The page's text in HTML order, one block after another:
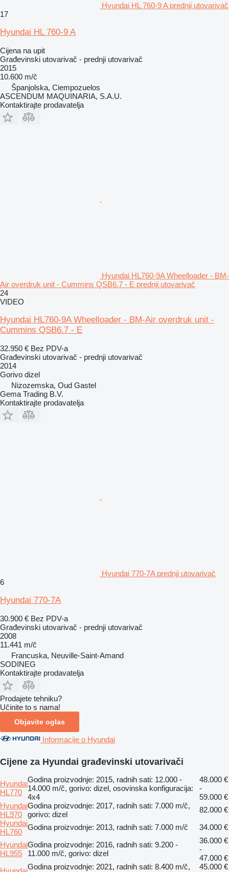
Hyundai HL 760-9 A prednji utovarivač
17
Hyundai HL 760-9 A
Cijena na upit
Građevinski utovarivač - prednji utovarivač
2015
10.600 m/č
Španjolska, Ciempozuelos
ASCENDUM MAQUINARIA, S.A.U.
Kontaktirajte prodavatelja
Hyundai HL760-9A Wheelloader - BM-
Air overdruk unit - Cummins QSB6.7 - E prednji utovarivač
24
VIDEO
Hyundai HL760-9A Wheelloader - BM-Air overdruk unit -
Cummins QSB6.7 - E
32.950 € Bez PDV-a
Građevinski utovarivač - prednji utovarivač
2014
Gorivo dizel
Nizozemska, Oud Gastel
Gema Trading B.V.
Kontaktirajte prodavatelja
Hyundai 770-7A prednji utovarivač
6
Hyundai 770-7A
30.900 € Bez PDV-a
Građevinski utovarivač - prednji utovarivač
2008
11.441 m/č
Francuska, Neuville-Saint-Amand
SODINEG
Kontaktirajte prodavatelja
Prodajete tehniku?
Učinite to s nama!
Objavite oglas
Informacije o Hyundai
Cijene za Hyundai građevinski utovarivači
Hyundai
HL770
Godina proizvodnje: 2015, radnih sati: 12.000 -
14.000 m/č, gorivo: dizel, osovinska konfiguracija:
4x4
48.000 €
-
59.000 €
Hyundai
HL970
Godina proizvodnje: 2017, radnih sati: 7.000 m/č,
gorivo: dizel
82.000 €
Hyundai
HL760
Godina proizvodnje: 2013, radnih sati: 7.000 m/č
34.000 €
Hyundai
HL955
Godina proizvodnje: 2016, radnih sati: 9.200 -
11.000 m/č, gorivo: dizel
36.000 €
-
47.000 €
Godina proizvodnje: 2021, radnih sati: 8.400 m/č,
45.000 €